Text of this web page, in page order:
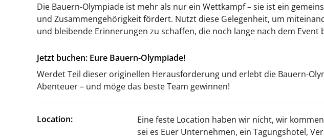
Die Bauern-Olympiade ist mehr als nur ein Wettkampf – sie ist ein
und Zusammengehörigkeit fördert. Nutzt diese Gelegenheit, um
und bleibende Erinnerungen zu schaffen, die noch lange nach dem Event
Jetzt buchen: Eure Bauern-Olympiade!
Werdet Teil dieser originellen Herausforderung und erlebt die Bauern-
Abenteuer – und möge das beste Team gewinnen!
Location:
Eine feste Location haben wir nicht, wir
sei es Euer Unternehmen, ein Tagungshotel,